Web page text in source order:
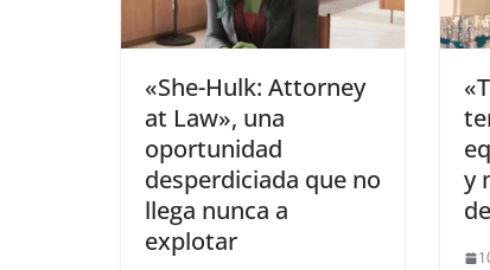
«She-Hulk: Attorney
at Law», una
oportunidad
desperdiciada que no
llega nunca a
explotar
y